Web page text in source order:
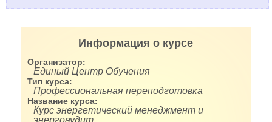
Информация о курсе
Организатор:
Единый Центр Обучения
Тип курса:
Профессиональная переподготовка
Название курса:
Курс энергетический менеджмент и
энергоаудит